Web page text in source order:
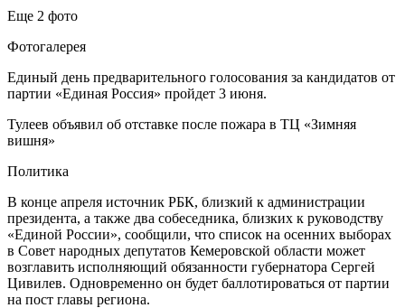
Еще 2 фото
Фотогалерея
Единый день предварительного голосования за кандидатов от
партии «Единая Россия» пройдет 3 июня.
Тулеев объявил об отставке после пожара в ТЦ «Зимняя
вишня»
Политика
В конце апреля источник РБК, близкий к администрации
президента, а также два собеседника, близких к руководству
«Единой России», сообщили, что список на осенних выборах
в Совет народных депутатов Кемеровской области может
возглавить исполняющий обязанности губернатора Сергей
Цивилев. Одновременно он будет баллотироваться от партии
на пост главы региона.